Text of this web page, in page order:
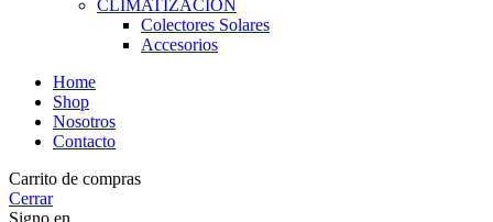
CLIMATIZACIÓN
Colectores Solares
Accesorios
Home
Shop
Nosotros
Contacto
Carrito de compras
Cerrar
Signo en